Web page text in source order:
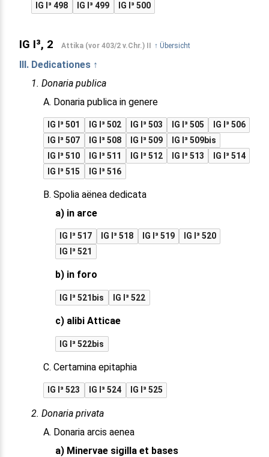
IG I³ 498 IG I³ 499 IG I³ 500
IG I³, 2 Attika (vor 403/2 v.Chr.) II ↑ Übersicht
III. Dedicationes ↑
1. Donaria publica
A. Donaria publica in genere
IG I³ 501 IG I³ 502 IG I³ 503 IG I³ 505
IG I³ 506
IG I³ 507
IG I³ 508 IG I³ 509
IG I³ 509bis
IG I³ 510
IG I³ 511 IG I³ 512 IG I³ 513
IG I³ 514
IG I³ 515
IG I³ 516
B. Spolia aënea dedicata
a) in arce
IG I³ 517 IG I³ 518 IG I³ 519
IG I³ 520
IG I³ 521
b) in foro
IG I³ 521bis IG I³ 522
c) alibi Atticae
IG I³ 522bis
C. Certamina epitaphia
IG I³ 523 IG I³ 524 IG I³ 525
2. Donaria privata
A. Donaria arcis aenea
a) Minervae sigilla et bases